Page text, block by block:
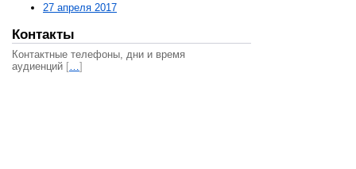
27 апреля 2017
Контакты
Контактные телефоны, дни и время
аудиенций […]